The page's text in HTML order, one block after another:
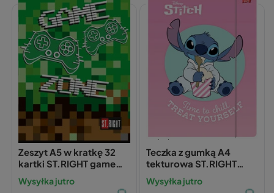
St.Right
Zeszyt A5 w kratkę 32
kartki ST.RIGHT game
zone laminowany
Wysyłka jutro
Unipap
Teczka z gumką A4
tekturowa ST.RIGHT
LILO&STITCH 300 g/m2
Wysyłka jutro